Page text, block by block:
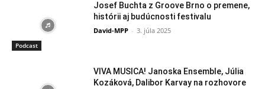
Podcast
Josef Buchta z Groove Brno o premene,
histórii aj budúcnosti festivalu
David-MPP - 3. júla 2025
VIVA MUSICA! Janoska Ensemble, Júlia
Kozáková, Dalibor Karvay na rozhovore